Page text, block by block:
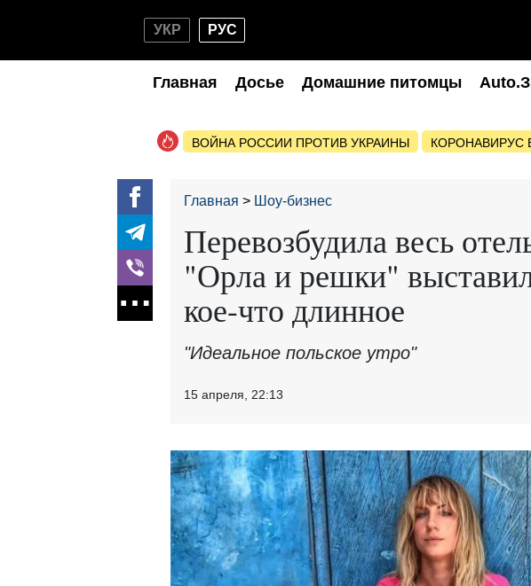
УКР РУС
Главная Досье Домашние питомцы
ВОЙНА РОССИИ ПРОТИВ УКРАИНЫ КОРОНАВИРУС
Главная Шоу-бизнес
Перевозбудила весь
"Орла и решки"
кое-что длинное
"Идеальное польское утро"
15 апреля, 22:13